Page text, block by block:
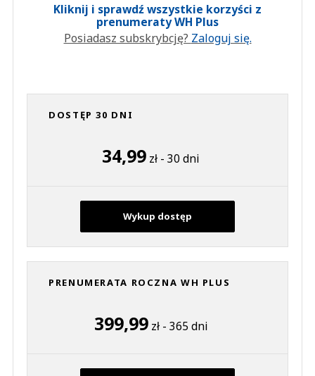
Kliknij i sprawdź wszystkie korzyści z
prenumeraty WH Plus
Posiadasz subskrybcję? Zaloguj się.
DOSTĘP 30 DNI
34,99 zł - 30 dni
Wykup dostęp
PRENUMERATA ROCZNA WH PLUS
399,99zł - 365 dni